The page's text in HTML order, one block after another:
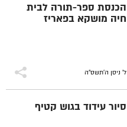
הכנסת ספר-תורה לבית
חיה מושקא בפאריז
ל' ניסן ה׳תשס״ה
סיור עידוד בגוש קטיף